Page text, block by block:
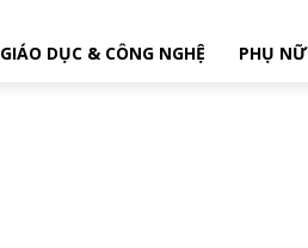
GIÁO DỤC & CÔNG NGHỆ PHỤ NỮ